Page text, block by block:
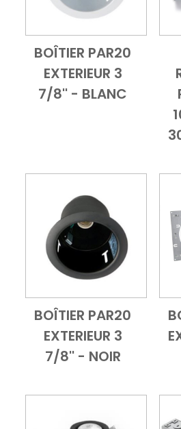
Add to CartVue d'ensemble
BOÎTIER PAR20
EXTERIEUR 3
7/8'' - BLANC
Add to CartVue d'ensemble
BOÎTIER PAR20
EXTERIEUR 3
7/8'' - NOIR